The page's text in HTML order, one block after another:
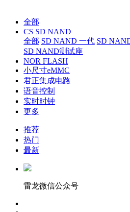
全部
CS SD NAND
全部 SD NAND 一代 SD
SD NAND测试座
NOR FLASH
小尺寸eMMC
君正集成电路
语音控制
实时时钟
更多
推荐
热门
最新
雷龙微信公众号